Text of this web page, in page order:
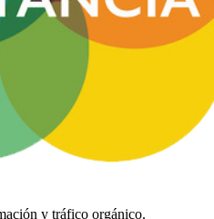
y tráfico orgánico.